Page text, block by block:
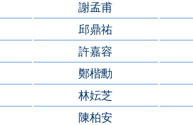
謝孟甫
邱鼎祐
許嘉容
鄭楷勳
林妘芝
陳柏安